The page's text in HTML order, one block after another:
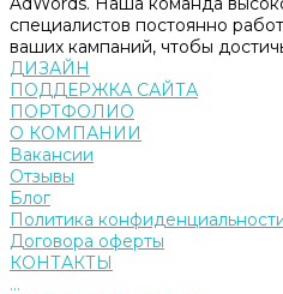
специалистов постоянно
ваших кампаний, чтобы
ДИЗАЙН
ПОДДЕРЖКА САЙТА
ПОРТФОЛИО
О КОМПАНИИ
Вакансии
Отзывы
Блог
Политика
Договора оферты
КОНТАКТЫ
...